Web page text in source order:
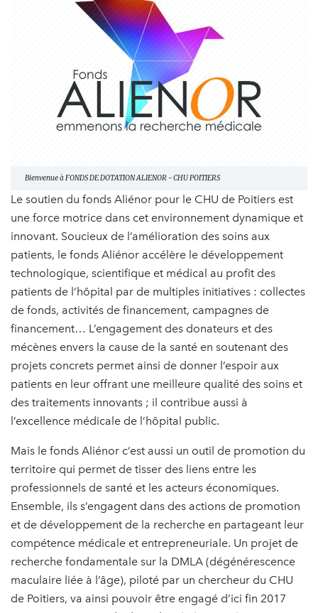
Bienvenue à FONDS DE DOTATION ALIENOR - CHU POITIERS
Le soutien du fonds Aliénor pour le CHU de Poitiers est
une force motrice dans cet environnement dynamique et
innovant. Soucieux de l’amélioration des soins aux
patients, le fonds Aliénor accélère le développement
technologique, scientifique et médical au profit des
patients de l’hôpital par de multiples initiatives : collectes
de fonds, activités de financement, campagnes de
financement… L’engagement des donateurs et des
mécènes envers la cause de la santé en soutenant des
projets concrets permet ainsi de donner l’espoir aux
patients en leur offrant une meilleure qualité des soins et
des traitements innovants ; il contribue aussi à
l’excellence médicale de l’hôpital public.
Mais le fonds Aliénor c’est aussi un outil de promotion du
territoire qui permet de tisser des liens entre les
professionnels de santé et les acteurs économiques.
Ensemble, ils s’engagent dans des actions de promotion
et de développement de la recherche en partageant leur
compétence médicale et entrepreneuriale. Un projet de
recherche fondamentale sur la DMLA (dégénérescence
maculaire liée à l’âge), piloté par un chercheur du CHU
de Poitiers, va ainsi pouvoir être engagé d’ici fin 2017